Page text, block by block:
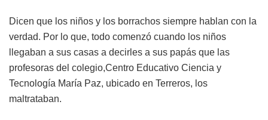
Dicen que los niños y los borrachos siempre hablan con la
verdad. Por lo que, todo comenzó cuando los niños
llegaban a sus casas a decirles a sus papás que las
profesoras del colegio,Centro Educativo Ciencia y
Tecnología María Paz, ubicado en Terreros, los
maltrataban.